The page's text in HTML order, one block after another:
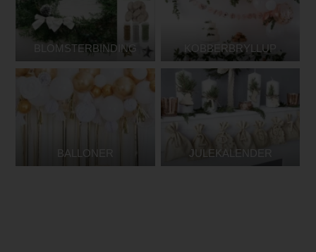
BLOMSTERBINDING KOBBERBRYLLUP
BALLONER JULEKALENDER